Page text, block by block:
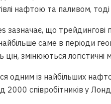
нафтою та паливом,
зазначає, що трейдингові
саме в періоди
цін, змінюються
одним із найбільших
співробітників у